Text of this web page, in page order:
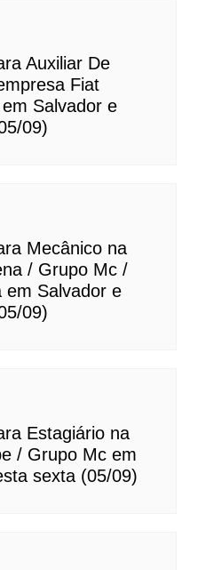
Auxiliar De
Fiat
Salvador e
09)
Mecânico na
/ Grupo Mc /
em Salvador e
09)
Estagiário na
/ Grupo Mc em
sexta (05/09)